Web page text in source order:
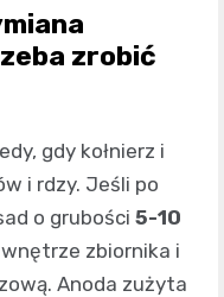
zrobić
gdy kołnierz i
i rdzy. Jeśli po
o grubości 5-10
zbiornika i
Anoda zużyta